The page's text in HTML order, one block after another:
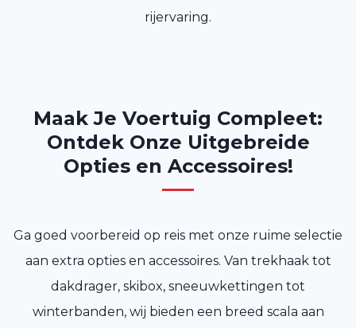
rijervaring.
Maak Je Voertuig Compleet:
Ontdek Onze Uitgebreide
Opties en Accessoires!
Ga goed voorbereid op reis met onze ruime selectie
aan extra opties en accessoires. Van trekhaak tot
dakdrager, skibox, sneeuwkettingen tot
winterbanden, wij bieden een breed scala aan